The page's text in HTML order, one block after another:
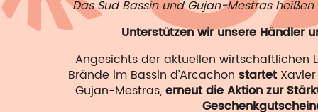
Das Sud Bassin und Gujan-Mestras
Unterstützen wir unsere Händler
Angesichts der aktuellen wirtschaftlichen
Brände im Bassin d’Arcachon startetXavier
Gujan-Mestras,erneut die Aktion zur